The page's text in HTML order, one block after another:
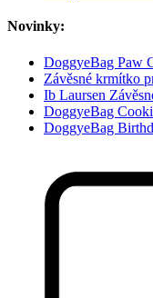
Novinky:
DoggyeBag Paw
Závěsné krmítko
Ib Laursen
DoggyeBag
DoggyeBag